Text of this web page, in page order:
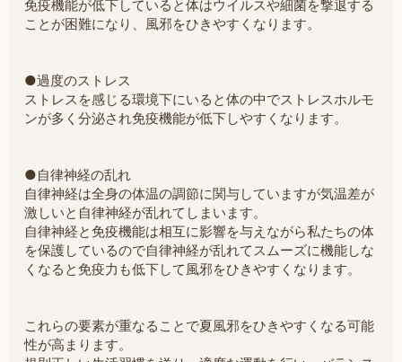
免疫機能が低下していると体はウイルスや細菌を撃退する
ことが困難になり、風邪をひきやすくなります。
●過度のストレス
ストレスを感じる環境下にいると体の中でストレスホルモ
ンが多く分泌され免疫機能が低下しやすくなります。
●自律神経の乱れ
自律神経は全身の体温の調節に関与していますが気温差が
激しいと自律神経が乱れてしまいます。
自律神経と免疫機能は相互に影響を与えながら私たちの体
を保護しているので自律神経が乱れてスムーズに機能しな
くなると免疫力も低下して風邪をひきやすくなります。
これらの要素が重なることで夏風邪をひきやすくなる可能
性が高まります。